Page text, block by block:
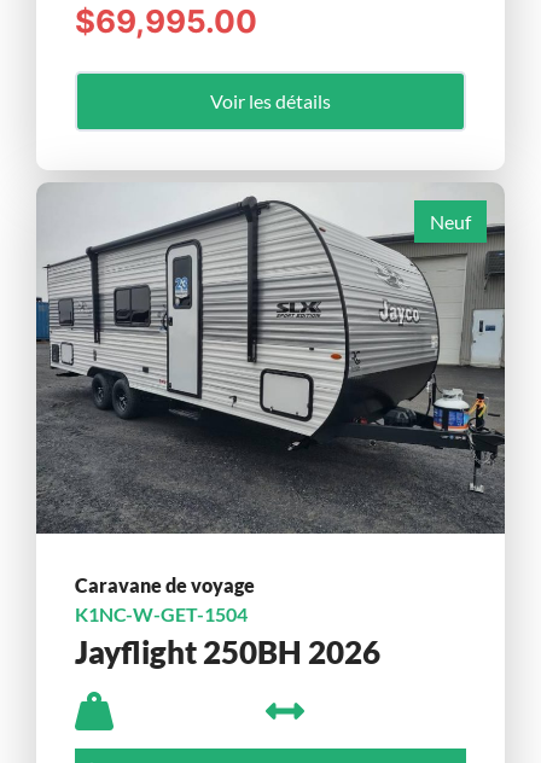
$69,995.00
Voir les détails
Neuf
Caravane de voyage
K1NC-W-GET-1504
Jayflight 250BH 2026